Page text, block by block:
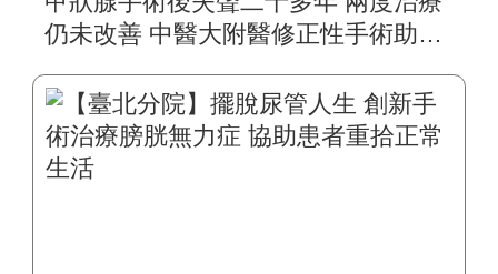
仍未改善 中醫大附醫修正性手術助四